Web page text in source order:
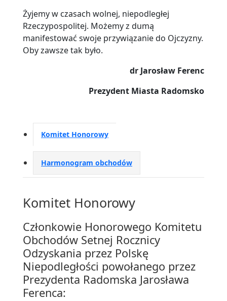
Żyjemy w czasach wolnej, niepodległej
Rzeczypospolitej. Możemy z dumą
manifestować swoje przywiązanie do Ojczyzny.
Oby zawsze tak było.
dr Jarosław Ferenc
Prezydent Miasta Radomsko
Komitet Honorowy
Harmonogram obchodów
Komitet Honorowy
Członkowie Honorowego Komitetu
Obchodów Setnej Rocznicy
Odzyskania przez Polskę
Niepodległości powołanego przez
Prezydenta Radomska Jarosława
Ferenca: